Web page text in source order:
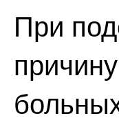
При